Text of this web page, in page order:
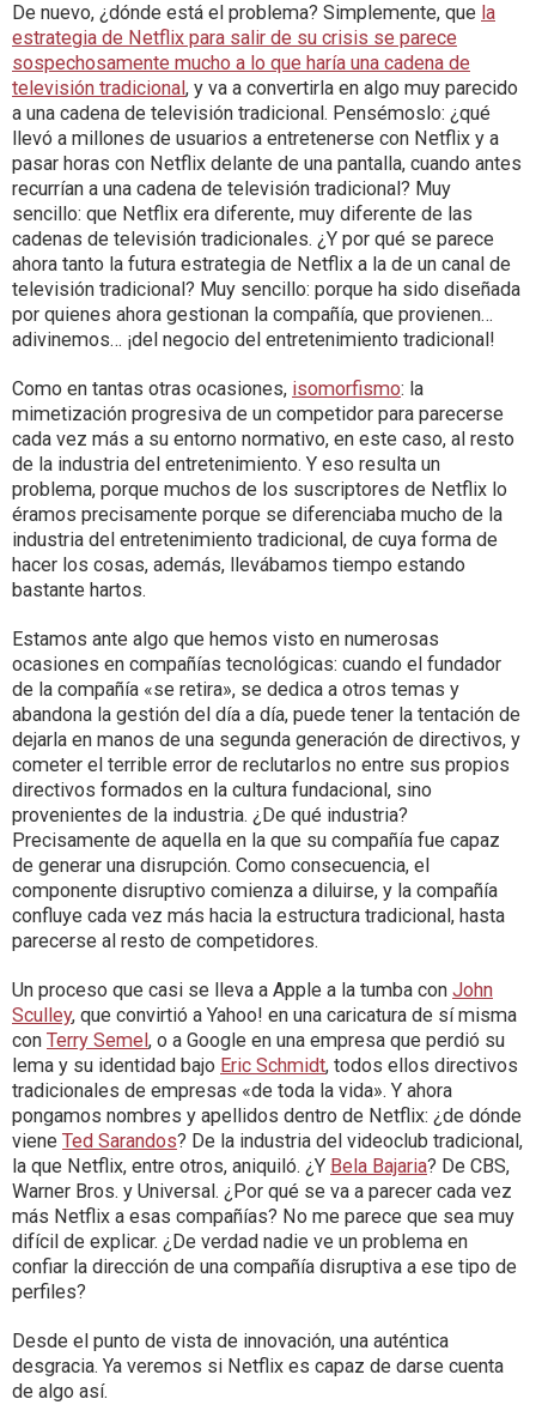
De nuevo, ¿dónde está el problema? Simplemente, que la
estrategia de Netflix para salir de su crisis se parece
sospechosamente mucho a lo que haría una cadena de
televisión tradicional , y va a convertirla en algo muy parecido
a una cadena de televisión tradicional. Pensémoslo: ¿qué
llevó a millones de usuarios a entretenerse con Netflix y a
pasar horas con Netflix delante de una pantalla, cuando antes
recurrían a una cadena de televisión tradicional? Muy
sencillo: que Netflix era diferente, muy diferente de las
cadenas de televisión tradicionales. ¿Y por qué se parece
ahora tanto la futura estrategia de Netflix a la de un canal de
televisión tradicional? Muy sencillo: porque ha sido diseñada
por quienes ahora gestionan la compañía, que provienen…
adivinemos… ¡del negocio del entretenimiento tradicional!
Como en tantas otras ocasiones, isomorfismo: la
mimetización progresiva de un competidor para parecerse
cada vez más a su entorno normativo, en este caso, al resto
de la industria del entretenimiento. Y eso resulta un
problema, porque muchos de los suscriptores de Netflix lo
éramos precisamente porque se diferenciaba mucho de la
industria del entretenimiento tradicional, de cuya forma de
hacer los cosas, además, llevábamos tiempo estando
bastante hartos.
Estamos ante algo que hemos visto en numerosas
ocasiones en compañías tecnológicas: cuando el fundador
de la compañía «se retira», se dedica a otros temas y
abandona la gestión del día a día, puede tener la tentación de
dejarla en manos de una segunda generación de directivos, y
cometer el terrible error de reclutarlos no entre sus propios
directivos formados en la cultura fundacional, sino
provenientes de la industria. ¿De qué industria?
Precisamente de aquella en la que su compañía fue capaz
de generar una disrupción. Como consecuencia, el
componente disruptivo comienza a diluirse, y la compañía
confluye cada vez más hacia la estructura tradicional, hasta
parecerse al resto de competidores.
Un proceso que casi se lleva a Apple a la tumba con John
Sculley, que convirtió a Yahoo! en una caricatura de sí misma
con Terry Semel , o a Google en una empresa que perdió su
lema y su identidad bajo Eric Schmidt, todos ellos directivos
tradicionales de empresas «de toda la vida». Y ahora
pongamos nombres y apellidos dentro de Netflix: ¿de dónde
viene Ted Sarandos? De la industria del videoclub tradicional,
la que Netflix, entre otros, aniquiló. ¿Y Bela Bajaria? De CBS,
Warner Bros. y Universal. ¿Por qué se va a parecer cada vez
más Netflix a esas compañías? No me parece que sea muy
difícil de explicar. ¿De verdad nadie ve un problema en
confiar la dirección de una compañía disruptiva a ese tipo de
perfiles?
Desde el punto de vista de innovación, una auténtica
desgracia. Ya veremos si Netflix es capaz de darse cuenta
de algo así.